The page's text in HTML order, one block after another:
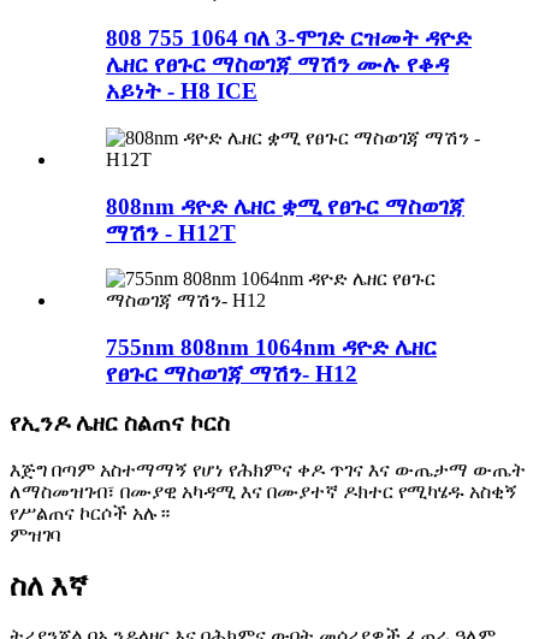
808 755 1064 ባለ 3-ሞገድ ርዝመት ዳዮድ
ሌዘር የፀጉር ማስወገጃ ማሽን ሙሉ የቆዳ
አይነት - H8 ICE
808nm ዳዮድ ሌዘር ቋሚ የፀጉር ማስወገጃ
ማሽን - H12T
755nm 808nm 1064nm ዳዮድ ሌዘር
የፀጉር ማስወገጃ ማሽን- H12
የኢንዶ ሌዘር ስልጠና ኮርስ
እጅግ በጣም አስተማማኝ የሆነ የሕክምና ቀዶ ጥገና እና ውጤታማ ውጤት
ለማስመዝገብ፣ በሙያዊ አካዳሚ እና በሙያተኛ ዶክተር የሚካሄዱ አስቂኝ
የሥልጠና ኮርሶች አሉ።
ምዝገባ
ስለ እኛ